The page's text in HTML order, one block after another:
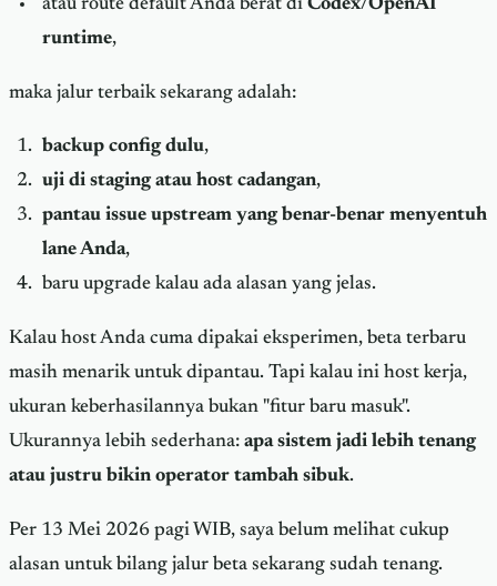
atau route default Anda berat di Codex/OpenAI
runtime,
maka jalur terbaik sekarang adalah:
backup config dulu,
uji di staging atau host cadangan,
pantau issue upstream yang benar-benar menyentuh
lane Anda,
baru upgrade kalau ada alasan yang jelas.
Kalau host Anda cuma dipakai eksperimen, beta terbaru
masih menarik untuk dipantau. Tapi kalau ini host kerja,
ukuran keberhasilannya bukan "fitur baru masuk".
Ukurannya lebih sederhana: apa sistem jadi lebih tenang
atau justru bikin operator tambah sibuk.
Per 13 Mei 2026 pagi WIB, saya belum melihat cukup
alasan untuk bilang jalur beta sekarang sudah tenang.